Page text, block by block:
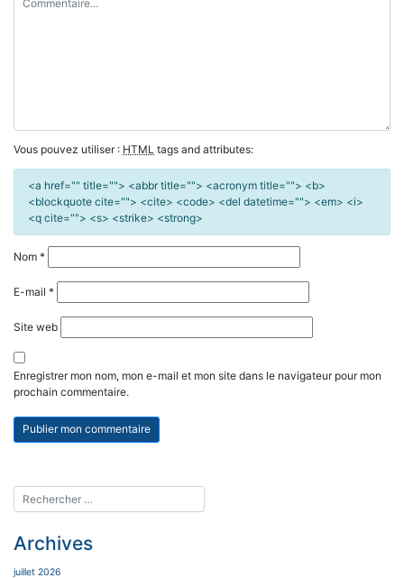
Vous pouvez utiliser : HTML tags and attributes:
<a href="" title=""> <abbr title=""> <acronym title=""> <b>
<blockquote cite=""> <cite> <code> <del datetime=""> <em> <i>
<q cite=""> <s> <strike> <strong>
Nom *
E-mail *
Site web
Enregistrer mon nom, mon e-mail et mon site dans le navigateur pour mon
prochain commentaire.
Archives
juillet 2026